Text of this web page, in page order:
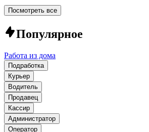
Посмотреть все
Популярное
Работа из дома
Подработка
Курьер
Водитель
Продавец
Кассир
Администратор
Оператор